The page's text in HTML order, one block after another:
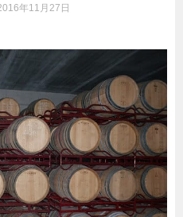
年11月27日